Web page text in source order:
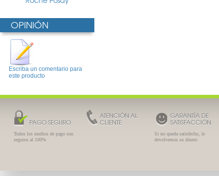
OPINIÓN
Escriba un comentario para
este producto
PAGO SEGURO
Todos los medios de pago son
seguros al 100%
ATENCIÓN AL
CLIENTE
GARANTÍA DE
SATISFACCIÓN
Si no queda satisfecho, le
devolvemos su dinero